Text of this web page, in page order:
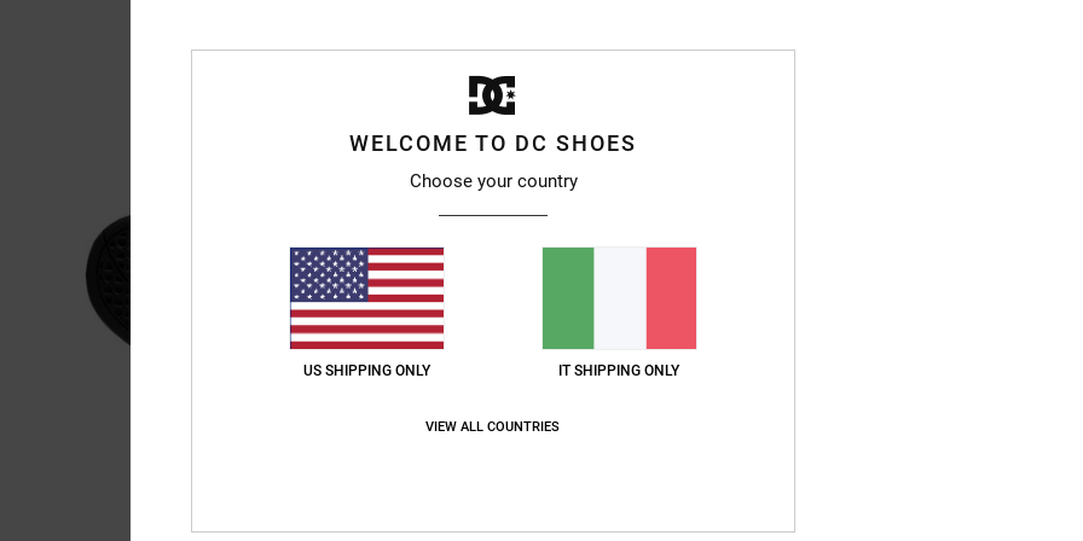
WELCOME TO DC SHOES
Choose your country
US SHIPPING ONLY IT SHIPPING ONLY
VIEW ALL COUNTRIES